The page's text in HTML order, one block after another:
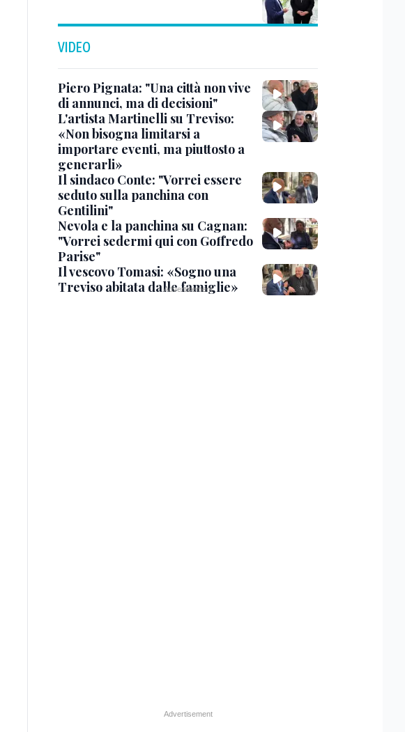
VIDEO
Piero Pignata: "Una città non vive
di annunci, ma di decisioni"
L'artista Martinelli su Treviso:
«Non bisogna limitarsi a
importare eventi, ma piuttosto a
generarli»
Il sindaco Conte: "Vorrei essere
seduto sulla panchina con
Gentilini"
Nevola e la panchina su Cagnan:
"Vorrei sedermi qui con Goffredo
Parise"
Il vescovo Tomasi: «Sogno una
Treviso abitata dalle famiglie»